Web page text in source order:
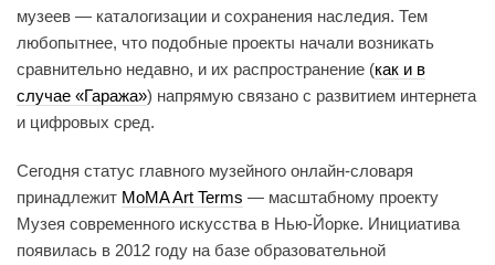
музеев — каталогизации и сохранения наследия. Тем
любопытнее, что подобные проекты начали возникать
сравнительно недавно, и их распространение (как и в
случае «Гаража») напрямую связано с развитием интернета
и цифровых сред.
Сегодня статус главного музейного онлайн-словаря
принадлежит MoMA Art Terms — масштабному проекту
Музея современного искусства в Нью-Йорке. Инициатива
появилась в 2012 году на базе образовательной